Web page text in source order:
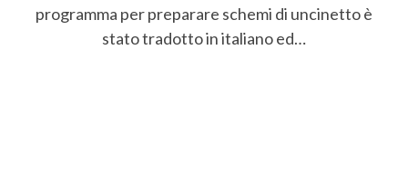
programma per preparare schemi di uncinetto è
stato tradotto in italiano ed…